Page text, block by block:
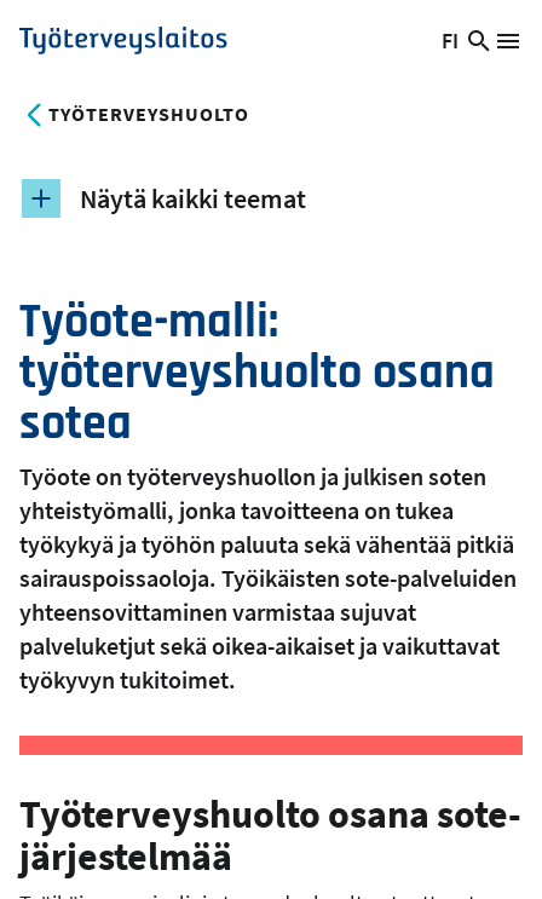
Hyppää
pääsisältöön
Työterveyslaitos
Vaihda
FI
Hae
TYÖTERVEYSHUOLTO
Työote-malli:
työterveyshuolto osana
sotea
Työote on työterveyshuollon ja julkisen soten
yhteistyömalli, jonka tavoitteena on tukea
työkykyä ja työhön paluuta sekä vähentää pitkiä
sairauspoissaoloja. Työikäisten sote-palveluiden
yhteensovittaminen varmistaa sujuvat
palveluketjut sekä oikea-aikaiset ja vaikuttavat
työkyvyn tukitoimet.
Työterveyshuolto osana sote-
järjestelmää
Näytä kaikki teemat